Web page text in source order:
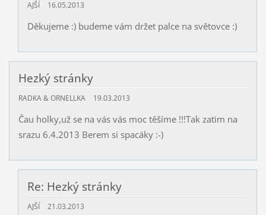
AJŠÍ 16.05.2013
Děkujeme :) budeme vám držet palce na světovce :)
Hezký stránky
RADKA & ORNELLKA 19.03.2013
Čau holky,už se na vás vás moc těšíme !!!Tak zatim na
srazu 6.4.2013 Berem si spacáky :-)
Re: Hezký stránky
AJŠÍ 21.03.2013